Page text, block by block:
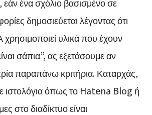
δημοσιεύεται λέγοντας ότι
χρησιμοποιεί υλικά που έχουν
σάπια”, ας εξετάσουμε αν
παραπάνω κριτήρια. Καταρχάς,
ιστολόγια όπως το Hatena Blog ή
στο διαδίκτυο είναι